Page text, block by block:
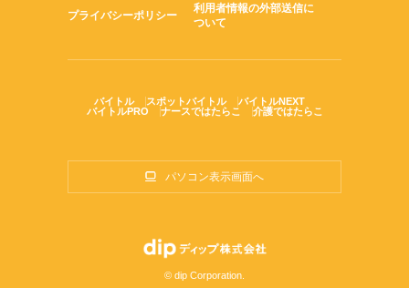
プライバシーポリシー
利用者情報の外部送信に
ついて
バイトル スポットバイトル
バイトルNEXT
バイトルPRO
ナースではたらこ 介護ではたらこ
パソコン表示画面へ
© dip Corporation.